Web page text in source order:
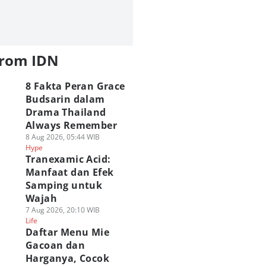
IDN
8 Fakta Peran Grace
Budsarin dalam
Drama Thailand
Always Remember
8 Aug 2026, 05:44 WIB
Hype
Tranexamic Acid:
Manfaat dan Efek
Samping untuk
Wajah
7 Aug 2026, 20:10 WIB
Life
Daftar Menu Mie
Gacoan dan
Harganya, Cocok